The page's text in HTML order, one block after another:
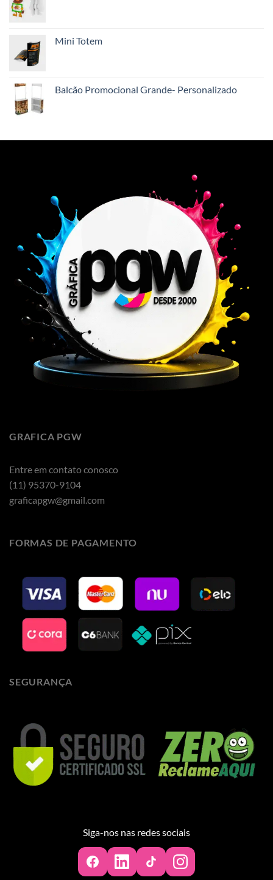
Mini Totem
Balcão Promocional Grande- Personalizado
GRAFICA PGW
Entre em contato conosco
(11) 95370-9104
graficapgw@gmail.com
FORMAS DE PAGAMENTO
SEGURANÇA
Siga-nos nas redes sociais